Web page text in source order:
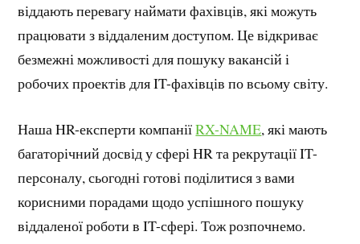
віддають перевагу наймати фахівців, які можуть
працювати з віддаленим доступом. Це відкриває
безмежні можливості для пошуку вакансій і
робочих проектів для IT-фахівців по всьому світу.
Наша HR-експерти компаніїRX-NAME, які мають
багаторічний досвід у сфері HR та рекрутації IT-
персоналу, сьогодні готові поділитися з вами
корисними порадами щодо успішного пошуку
віддаленої роботи в IT-сфері. Тож розпочнемо.